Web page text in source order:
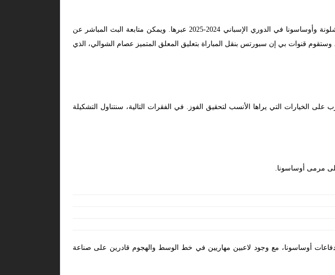
تُذاع مباريات الدوري الإسباني عبر شبكة قنوات بي إن سبورتس، لذا يمكنك مشاهدة مباراة برشلونة وأوساسونا في الدوري الإسباني 2024-2025 عبرها. ويمكن متابعة البث المباشر عن
طريق تطبيق TOD. ولمزيد من الخصوصية والأمان أثناء البث، يمكنكم استخدام خدمة Nord VPN. وستقوم قنوات بي إن سبورتس بنقل المباراة بتعليق المعلق المتميز عصام الشوالي، الذي
الخيارات التي يراها الأنسب لتحقيق الفوز. في الفقرات التالية، سنتناول التشكيلة
أوساسونا، مع وجود لاعبين مهاريين في خط الوسط والهجوم قادرين على صناعة